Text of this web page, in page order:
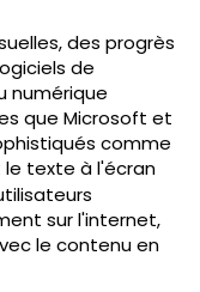
des progrès
de
numérique
que Microsoft et
comme
texte à l'écran
sur l'internet,
le contenu en